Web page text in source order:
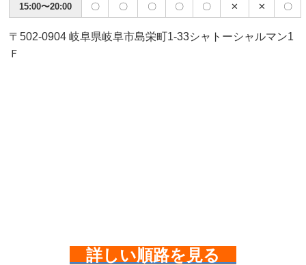
15:00〜20:00 〇 〇 〇 〇 〇 ✕ ✕ 〇
〒502-0904 岐阜県岐阜市島栄町1-33シャトーシャルマン1
Ｆ
詳しい順路を見る